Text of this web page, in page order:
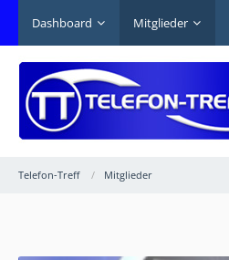
Dashboard Mitglieder
Telefon-Treff Mitglieder